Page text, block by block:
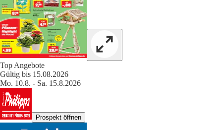
Top Angebote
Gültig bis 15.08.2026
Mo. 10.8. - Sa. 15.8.2026
Prospekt öffnen